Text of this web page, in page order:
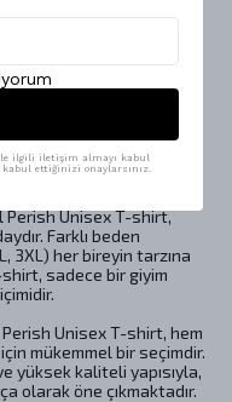
shirt, uzun ömürlü bir
Makinada hassas
110ºC’de ütüleme gibi
Beyazlatıcı
uzun süre
hem de
sergilemenizi sağlar.
tamamlamak
Perish Unisex T-shirt,
Farklı beden
3XL) her bireyin tarzına
sadece bir giyim
Unisex T-shirt, hem
mükemmel bir seçimdir.
yüksek kaliteli yapısıyla,
olarak öne çıkmaktadır.
ilgili iletişim almayı kabul
ettiğinizi onaylarsınız.